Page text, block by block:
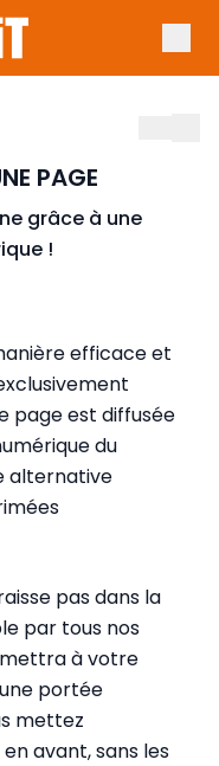
PAGE
grâce à une
!
efficace et
page est diffusée
du
alternative
pas dans la
par tous nos
à votre
portée
mettez
avant, sans les